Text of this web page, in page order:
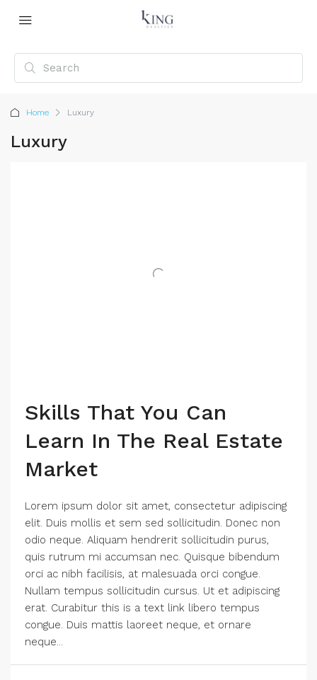
Home Luxury
Luxury
Skills That You Can
Learn In The Real Estate
Market
Lorem ipsum dolor sit amet, consectetur adipiscing
elit. Duis mollis et sem sed sollicitudin. Donec non
odio neque. Aliquam hendrerit sollicitudin purus,
quis rutrum mi accumsan nec. Quisque bibendum
orci ac nibh facilisis, at malesuada orci congue.
Nullam tempus sollicitudin cursus. Ut et adipiscing
erat. Curabitur this is a text link libero tempus
congue. Duis mattis laoreet neque, et ornare
neque...